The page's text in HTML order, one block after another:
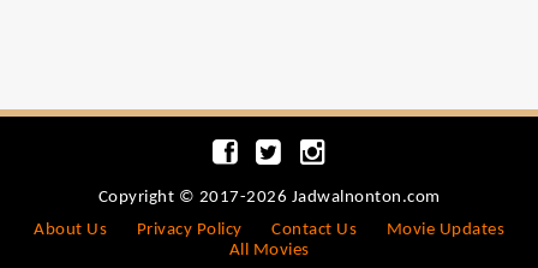
Copyright © 2017-2026 Jadwalnonton.com
About Us
Privacy Policy Contact Us
Movie Updates
All Movies